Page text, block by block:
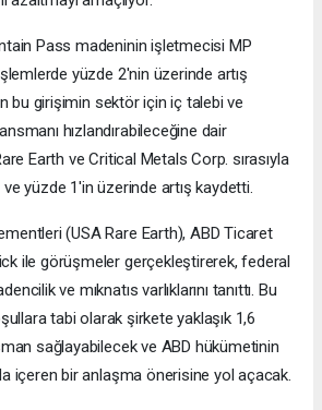
Pass madeninin işletmecisi MP
yüzde 2'nin üzerinde artış
bu girişimin sektör için iç talebi ve
hızlandırabileceğine dair
Earth ve Critical Metals Corp. sırasıyla
yüzde 1'in üzerinde artış kaydetti.
(USA Rare Earth), ABD Ticaret
ile görüşmeler gerçekleştirerek, federal
ve mıknatıs varlıklarını tanıttı. Bu
tabi olarak şirkete yaklaşık 1,6
sağlayabilecek ve ABD hükümetinin
içeren bir anlaşma önerisine yol açacak.